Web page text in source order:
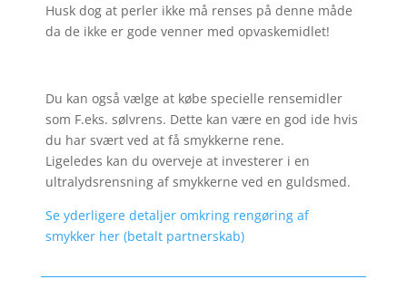
Husk dog at perler ikke må renses på denne måde
da de ikke er gode venner med opvaskemidlet!
Du kan også vælge at købe specielle rensemidler
som F.eks. sølvrens. Dette kan være en god ide hvis
du har svært ved at få smykkerne rene.
Ligeledes kan du overveje at investerer i en
ultralydsrensning af smykkerne ved en guldsmed.
Se yderligere detaljer omkring rengøring af
smykker her (betalt partnerskab)